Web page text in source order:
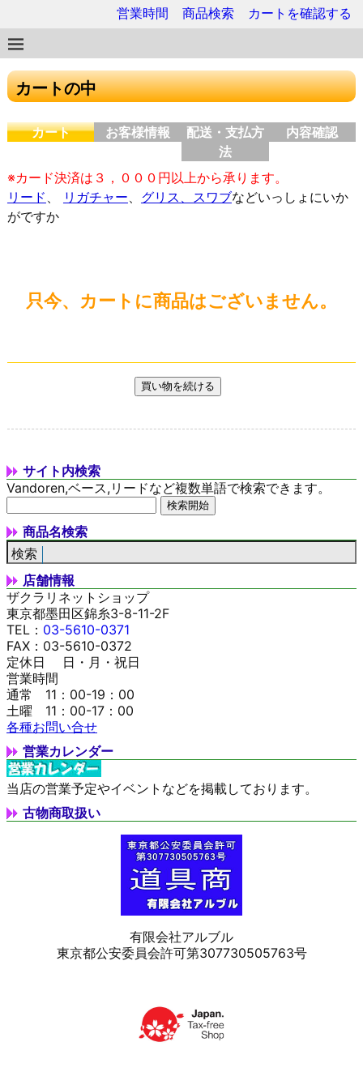
営業時間 商品検索 カートを確認する
カートの中
カート お客様情報
配送・支払方
法
内容確認
※カード決済は３，０００円以上から承ります。
リード 、 リガチャー、 グリス、スワブなどいっしょにいか
がですか
只今、カートに商品はございません。
サイト内検索
Vandoren,ベース,リードなど複数単語で検索できます。
商品名検索
店舗情報
ザクラリネットショップ
東京都墨田区錦糸3-8-11-2F
TEL： 03-5610-0371
FAX：03-5610-0372
定休日 日・月・祝日
営業時間
通常 11：00-19：00
土曜 11：00-17：00
各種お問い合せ
営業カレンダー
当店の営業予定やイベントなどを掲載しております。
古物商取扱い
有限会社アルブル
東京都公安委員会許可第307730505763号